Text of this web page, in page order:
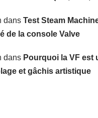
dans Test Steam
de la console Valve
dans Pourquoi la VF est
et gâchis artistique